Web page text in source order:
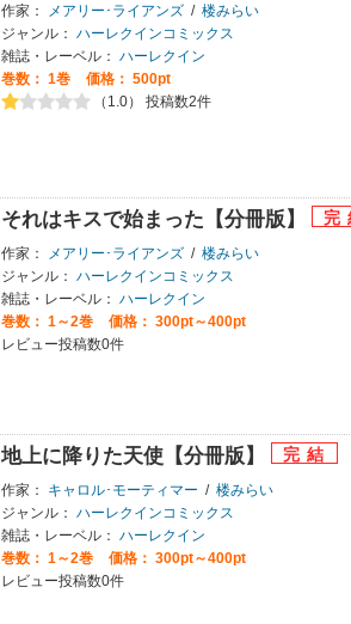
作家： メアリー･ライアンズ / 楼みらい
ジャンル： ハーレクインコミックス
雑誌・レーベル： ハーレクイン
巻数： 1巻
価格： 500pt
（1.0） 投稿数2件
それはキスで始まった【分冊版】
作家： メアリー･ライアンズ / 楼みらい
ジャンル： ハーレクインコミックス
雑誌・レーベル： ハーレクイン
巻数： 1～2巻
価格： 300pt～400pt
レビュー投稿数0件
地上に降りた天使【分冊版】
作家： キャロル･モーティマー / 楼みらい
ジャンル： ハーレクインコミックス
雑誌・レーベル： ハーレクイン
巻数： 1～2巻
価格： 300pt～400pt
レビュー投稿数0件